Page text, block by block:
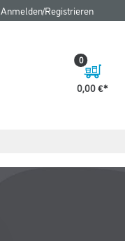
Anmelden/Registrieren
0,00 €
0